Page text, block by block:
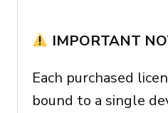
IMPORTANT
Each purchased
bound to a single